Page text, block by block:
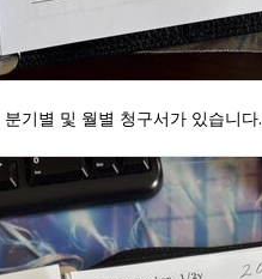
기별 및 월별 청구서가 있습니다.